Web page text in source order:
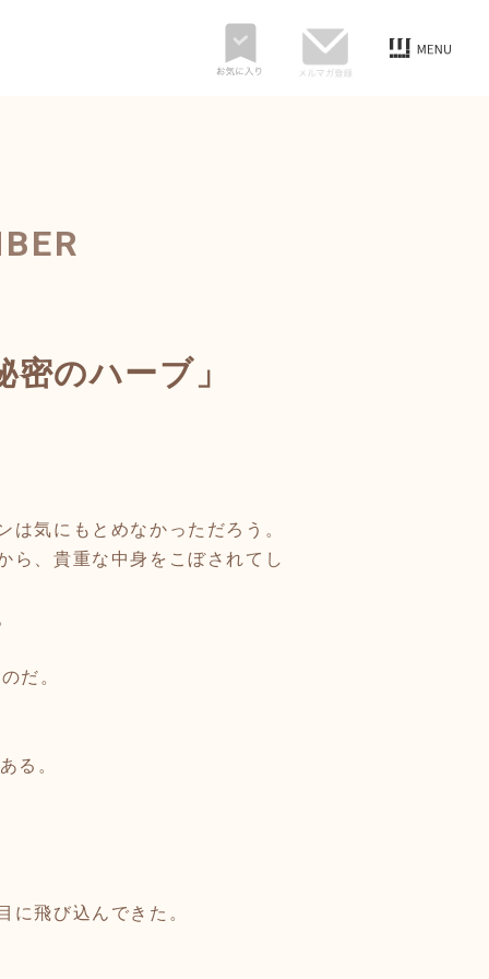
のハーブ」
気にもとめなかっただろう。
ら、貴重な中身をこぼされてし
だ。
る。
に飛び込んできた。